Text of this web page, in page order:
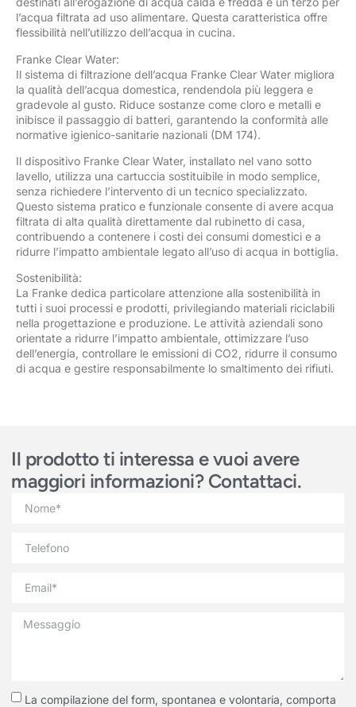
l’acqua filtrata ad uso alimentare. Questa caratteristica offre
flessibilità nell’utilizzo dell’acqua in cucina.
Franke Clear Water:
Il sistema di filtrazione dell’acqua Franke Clear Water migliora
la qualità dell’acqua domestica, rendendola più leggera e
gradevole al gusto. Riduce sostanze come cloro e metalli e
inibisce il passaggio di batteri, garantendo la conformità alle
normative igienico-sanitarie nazionali (DM 174).
Il dispositivo Franke Clear Water, installato nel vano sotto
lavello, utilizza una cartuccia sostituibile in modo semplice,
senza richiedere l’intervento di un tecnico specializzato.
Questo sistema pratico e funzionale consente di avere acqua
filtrata di alta qualità direttamente dal rubinetto di casa,
contribuendo a contenere i costi dei consumi domestici e a
ridurre l’impatto ambientale legato all’uso di acqua in bottiglia.
Sostenibilità:
La Franke dedica particolare attenzione alla sostenibilità in
tutti i suoi processi e prodotti, privilegiando materiali riciclabili
nella progettazione e produzione. Le attività aziendali sono
orientate a ridurre l’impatto ambientale, ottimizzare l’uso
dell’energia, controllare le emissioni di CO2, ridurre il consumo
di acqua e gestire responsabilmente lo smaltimento dei rifiuti.
Il prodotto ti interessa e vuoi avere
maggiori informazioni? Contattaci.
La compilazione del form, spontanea e volontaria, comporta